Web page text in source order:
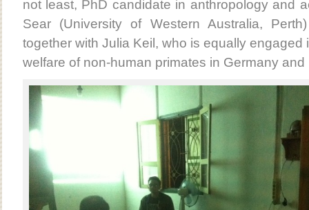
not least, PhD candidate in anthropology and
Sear (University of Western Australia,
together with Julia Keil, who is equally engaged
welfare of non-human primates in Germany and